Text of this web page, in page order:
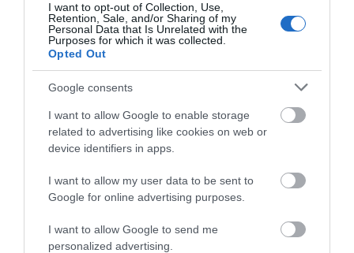
I want to opt-out of Collection, Use,
Retention, Sale, and/or Sharing of my
Personal Data that Is Unrelated with the
Purposes for which it was collected.
Opted Out
Google consents
I want to allow Google to enable storage
related to advertising like cookies on web or
device identifiers in apps.
I want to allow my user data to be sent to
Google for online advertising purposes.
I want to allow Google to send me
personalized advertising.
Μπαταρία Μολύβδου
PT3.2-12
13,41 €
Μπαταρία Μολύβδου
4.8mm SPA 6-4.5 F1
Διαθέσιμο